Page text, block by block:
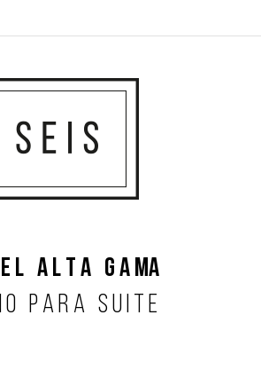
E L A L T A G A MA
O P A R A S U I T E